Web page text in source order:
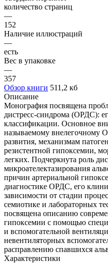
количество страниц
—
152
Наличие иллюстраций
—
есть
Вес в упаковке
—
357
Обзор книги 511,2 кб
Описание
Монография посвящена
дистресс-синдрома (ОРДС):
классификации. Основное
называемому внелегочному
развития, механизмам
резистентной гипоксемии,
легких. Подчеркнута роль
микроателектазирования
причин артериальной
диагностике ОРДС, его
зависимости от стадии
семиотике и лабораторных
посвящена описанию
гипоксемии с помощью
и вспомогательной
невентиляторных
расправлению спавшихся
Характеристики